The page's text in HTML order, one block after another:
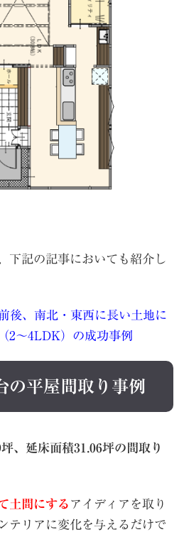
下記の記事においても紹介し
後、南北・東西に長い土地に
2〜4LDK）の成功事例
の平屋間取り事例
、延床面積31.06坪の間取り
土間にする アイディアを取り
テリアに変化を与えるだけで